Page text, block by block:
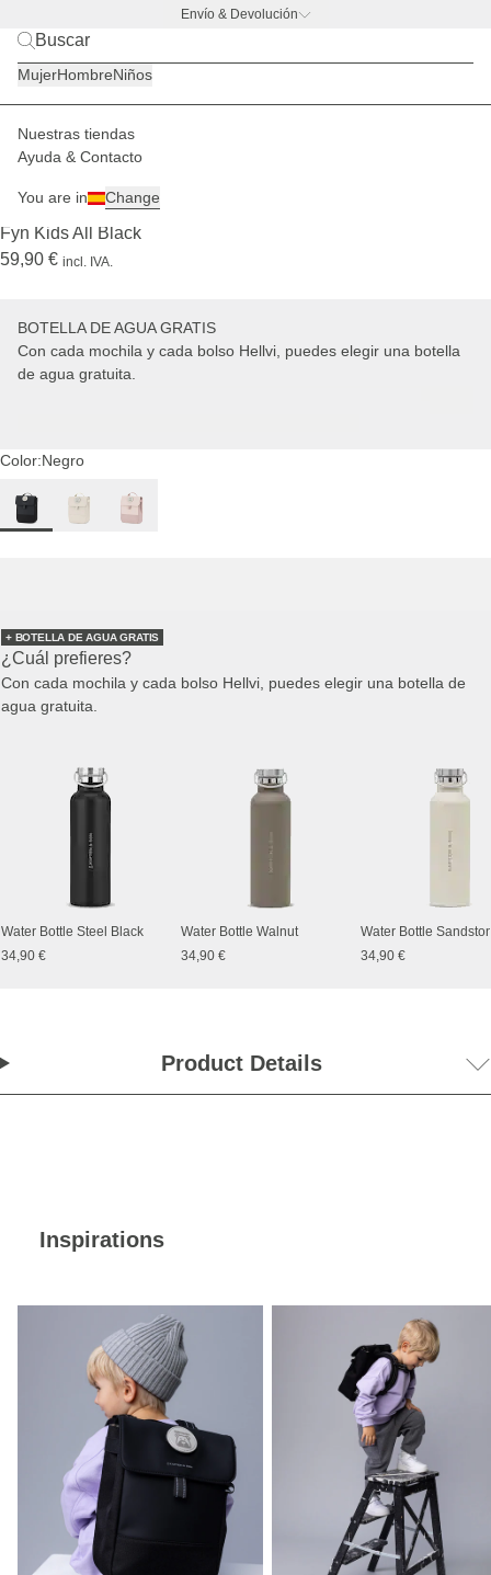
Envío & Devolución
MujerHombreNiños
Nuestras tiendas
Ayuda & Contacto
You are in Change
Niños Mochilas
(57)
Fyn Kids All Black
59,90 € incl. IVA.
BOTELLA DE AGUA GRATIS
Con cada mochila y cada bolso Hellvi, puedes elegir una botella
de agua gratuita.
Color:Negro
+ BOTELLA DE AGUA GRATIS
¿Cuál prefieres?
Con cada mochila y cada bolso Hellvi, puedes elegir una botella de
agua gratuita.
Water Bottle Steel Black
34,90 €
Water Bottle Walnut
34,90 €
Water Bottle
34,90 €
Product Details
Inspirations